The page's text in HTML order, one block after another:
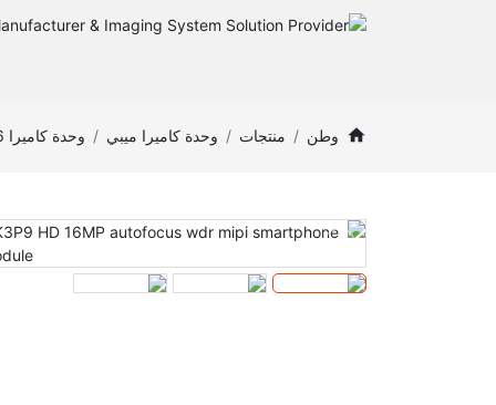
وطن منتجات وحدة كاميرا ميبي وحدة كاميرا 16 ميجابكسل